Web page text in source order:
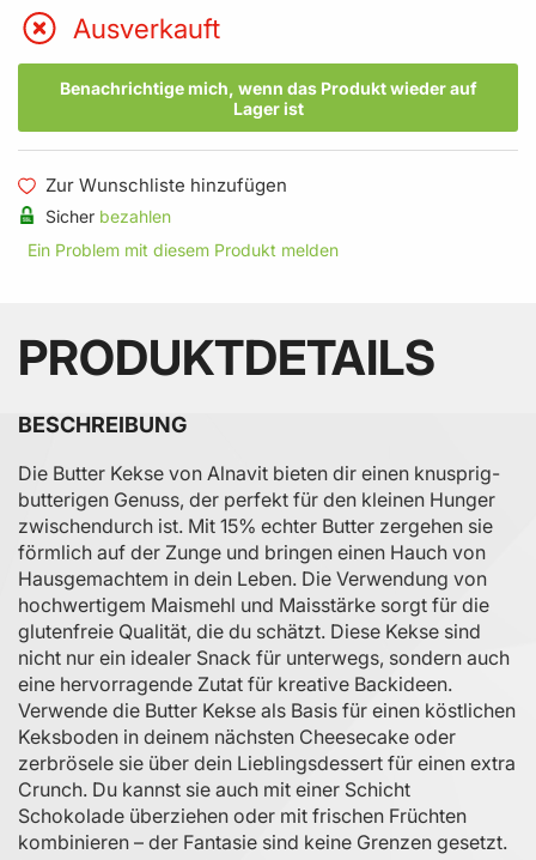
Ausverkauft
Benachrichtige mich, wenn das Produkt wieder auf
Lager ist
Zur Wunschliste hinzufügen
Sicher bezahlen
Ein Problem mit diesem Produkt melden
PRODUKTDETAILS
BESCHREIBUNG
Die Butter Kekse von Alnavit bieten dir einen knusprig-
butterigen Genuss, der perfekt für den kleinen Hunger
zwischendurch ist. Mit 15% echter Butter zergehen sie
förmlich auf der Zunge und bringen einen Hauch von
Hausgemachtem in dein Leben. Die Verwendung von
hochwertigem Maismehl und Maisstärke sorgt für die
glutenfreie Qualität, die du schätzt. Diese Kekse sind
nicht nur ein idealer Snack für unterwegs, sondern auch
eine hervorragende Zutat für kreative Backideen.
Verwende die Butter Kekse als Basis für einen köstlichen
Keksboden in deinem nächsten Cheesecake oder
zerbrösele sie über dein Lieblingsdessert für einen extra
Crunch. Du kannst sie auch mit einer Schicht
Schokolade überziehen oder mit frischen Früchten
kombinieren – der Fantasie sind keine Grenzen gesetzt.